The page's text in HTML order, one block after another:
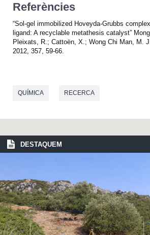
Referències
“Sol-gel immobilized Hoveyda-Grubbs
ligand: A recyclable metathesis catalyst”
Pleixats, R.; Cattoën, X.; Wong Chi Man, M.
2012, 357, 59-66.
QUÍMICA RECERCA
DESTAQUEM